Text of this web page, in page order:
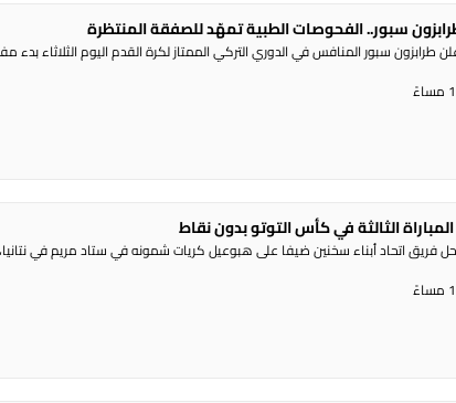
سبور.. الفحوصات الطبية تمهّد للصفقة المنتظرة
طرابزون سبور المنافس في الدوري التركي الممتاز لكرة القدم اليوم الثلاثاء بدء
الثالثة في كأس التوتو بدون نقاط
فريق اتحاد أبناء سخنين ضيفا على هبوعيل كريات شمونه في ستاد مريم في